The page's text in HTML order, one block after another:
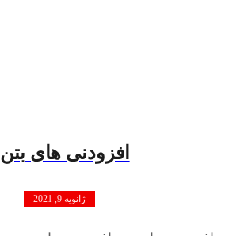
افزودنی های بتن
ژانویه 9, 2021